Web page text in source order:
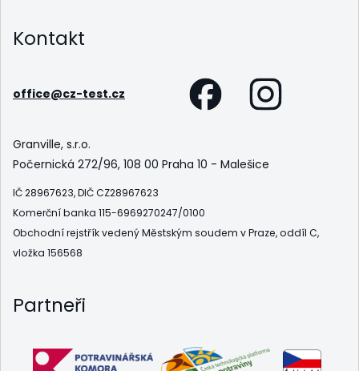
Kontakt
office@cz-test.cz
Granville, s.r.o.
Počernická 272/96, 108 00 Praha 10 - Malešice
IČ 28967623, DIČ CZ28967623
Komerční banka 115-6969270247/0100
Obchodní rejstřík vedený Městským soudem v Praze, oddíl C,
vložka 156568
Partneři